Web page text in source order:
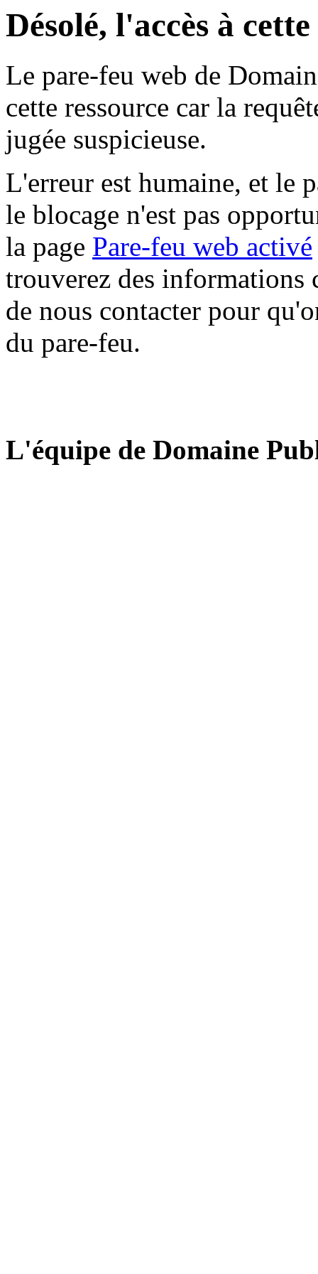
Désolé, l'accès à
Le pare-feu web de
cette ressource car la
jugée suspicieuse.
L'erreur est humaine, et le
le blocage n'est pas
la page Pare-feu web activé
trouverez des informations
de nous contacter pour
du pare-feu.
L'équipe de Domaine